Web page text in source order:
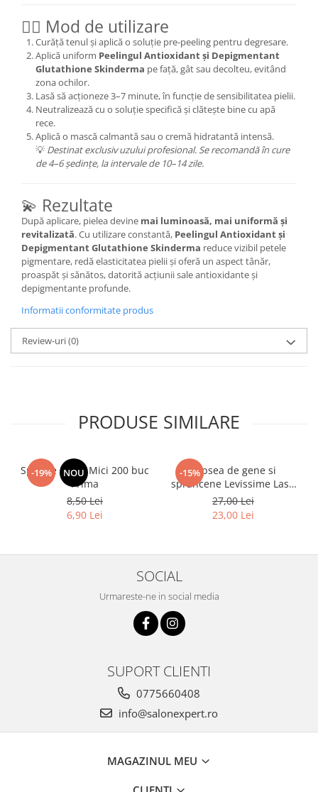
💆‍♀️ Mod de utilizare
Curăță tenul și aplică o soluție pre-peeling pentru degresare.
Aplică uniform Peelingul Antioxidant și Depigmentant
Glutathione Skinderma pe față, gât sau decolteu, evitând
zona ochilor.
Lasă să acționeze 3–7 minute, în funcție de sensibilitatea pielii.
Neutralizează cu o soluție specifică și clătește bine cu apă
rece.
Aplică o mască calmantă sau o cremă hidratantă intensă.
💡 Destinat exclusiv uzului profesional. Se recomandă în cure
de 4–6 ședințe, la intervale de 10–14 zile.
💫 Rezultate
După aplicare, pielea devine mai luminoasă, mai uniformă și
revitalizată. Cu utilizare constantă, Peelingul Antioxidant și
Depigmentant Glutathione Skinderma reduce vizibil petele
pigmentare, redă elasticitatea pielii și oferă un aspect tânăr,
proaspăt și sănătos, datorită acțiunii sale antioxidante și
depigmentante profunde.
Informatii conformitate produs
Review-uri(0)
PRODUSE SIMILARE
-19% NOU
Spatule Lemn Mici 200 buc
Prima
8,50 Lei
6,90 Lei
-15%Vopsea de gene si
sprancene Levissime Lash
Color 7-7 Maro Deschis
15ml
27,00 Lei
23,00 Lei
SOCIAL
Urmareste-ne in social media
SUPORT CLIENTI
0775660408
info@salonexpert.ro
MAGAZINUL MEU